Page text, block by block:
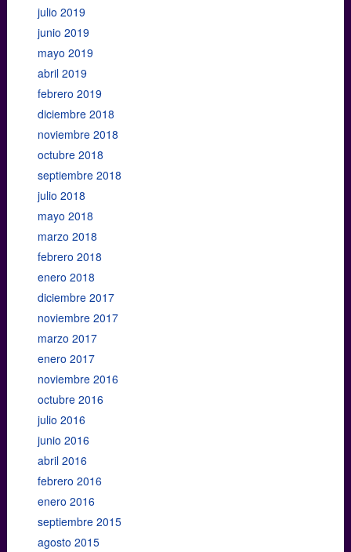
julio 2019
junio 2019
mayo 2019
abril 2019
febrero 2019
diciembre 2018
noviembre 2018
octubre 2018
septiembre 2018
julio 2018
mayo 2018
marzo 2018
febrero 2018
enero 2018
diciembre 2017
noviembre 2017
marzo 2017
enero 2017
noviembre 2016
octubre 2016
julio 2016
junio 2016
abril 2016
febrero 2016
enero 2016
septiembre 2015
agosto 2015